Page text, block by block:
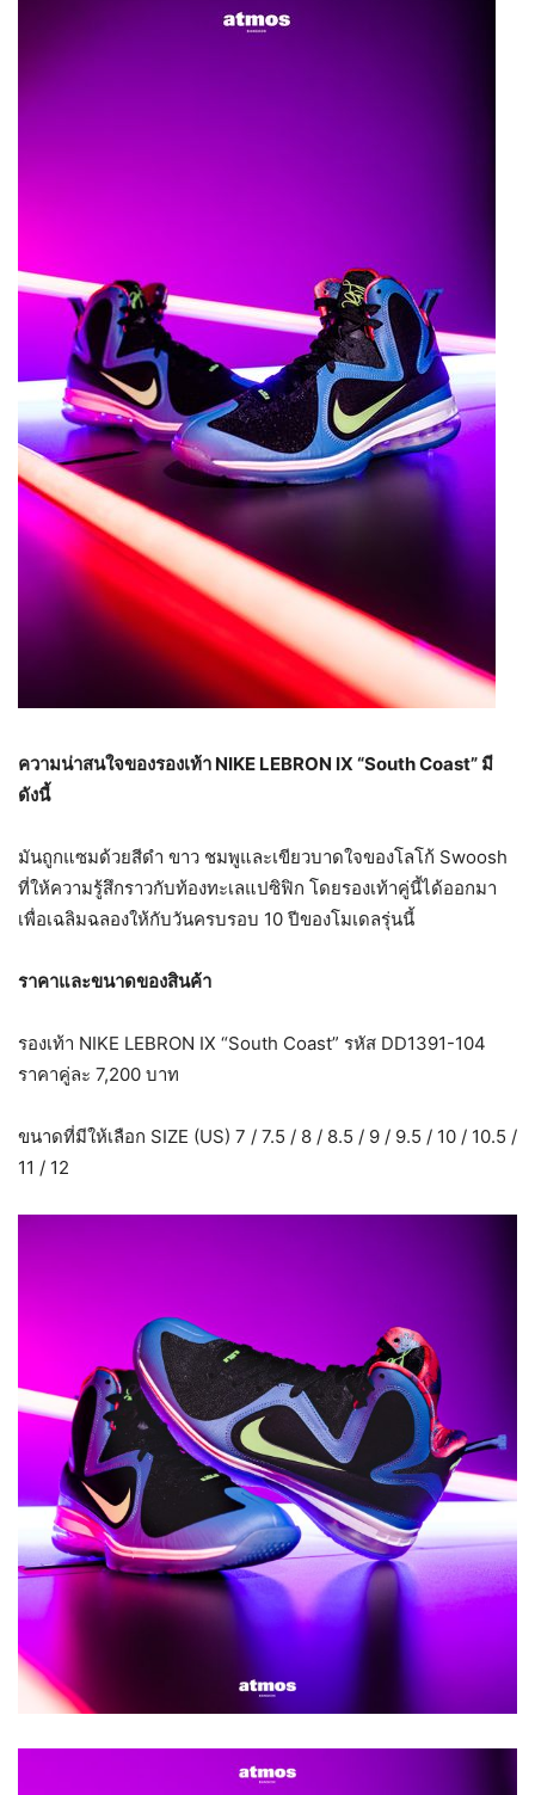
ความน่าสนใจของรองเท้า NIKE LEBRON IX “South Coast” มี
ดังนี้
มันถูกแซมด้วยสีดำ ขาว ชมพูและเขียวบาดใจของโลโก้ Swoosh
ที่ให้ความรู้สึกราวกับท้องทะเลแปซิฟิก โดยรองเท้าคู่นี้ได้ออกมา
เพื่อเฉลิมฉลองให้กับวันครบรอบ 10 ปีของโมเดลรุ่นนี้
ราคาและขนาดของสินค้า
รองเท้า NIKE LEBRON IX “South Coast” รหัส DD1391-104
ราคาคู่ละ 7,200 บาท
ขนาดที่มีให้เลือก SIZE (US) 7 / 7.5 / 8 / 8.5 / 9 / 9.5 / 10 / 10.5 /
11 / 12